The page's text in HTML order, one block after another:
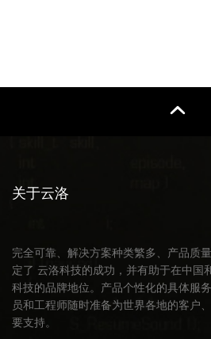
关于云洛
完全可靠、解决方案种类繁多、产品质
定了 云洛科技的成功，并有助于在中国
科技的品牌地位。产品个性化的具体服
员和工程师随时准备为世界各地的客户
要支持。